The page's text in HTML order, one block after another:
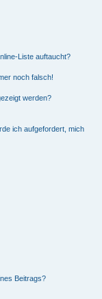
Liste auftaucht?
noch falsch!
werden?
ich aufgefordert, mich
Beitrags?